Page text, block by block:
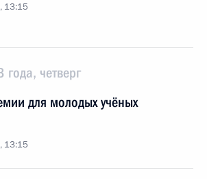
13:15
четверг
для молодых учёных
13:15